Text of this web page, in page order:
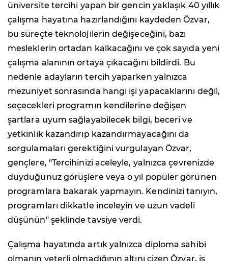
üniversite tercihi yapan bir gencin yaklaşık 40 yıllık
çalışma hayatına hazırlandığını kaydeden Özvar,
bu süreçte teknolojilerin değişeceğini, bazı
mesleklerin ortadan kalkacağını ve çok sayıda yeni
çalışma alanının ortaya çıkacağını bildirdi. Bu
nedenle adayların tercih yaparken yalnızca
mezuniyet sonrasında hangi işi yapacaklarını değil,
seçecekleri programın kendilerine değişen
şartlara uyum sağlayabilecek bilgi, beceri ve
yetkinlik kazandırıp kazandırmayacağını da
sorgulamaları gerektiğini vurgulayan Özvar,
gençlere, "Tercihinizi aceleyle, yalnızca çevrenizde
duyduğunuz görüşlere veya o yıl popüler görünen
programlara bakarak yapmayın. Kendinizi tanıyın,
programları dikkatle inceleyin ve uzun vadeli
düşünün" şeklinde tavsiye verdi.
Çalışma hayatında artık yalnızca diploma sahibi
olmanın yeterli olmadığının altını çizen Özvar, iş